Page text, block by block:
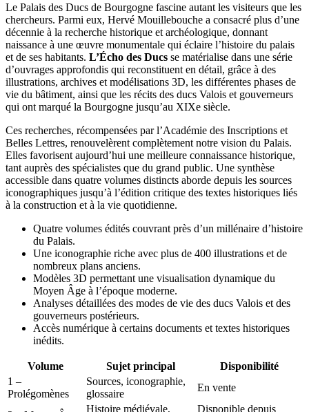
Le Palais des Ducs de Bourgogne fascine autant les visiteurs que les
chercheurs. Parmi eux, Hervé Mouillebouche a consacré plus d’une
décennie à la recherche historique et archéologique, donnant
naissance à une œuvre monumentale qui éclaire l’histoire du palais
et de ses habitants. L’Écho des Ducs se matérialise dans une série
d’ouvrages approfondis qui reconstituent en détail, grâce à des
illustrations, archives et modélisations 3D, les différentes phases de
vie du bâtiment, ainsi que les récits des ducs Valois et gouverneurs
qui ont marqué la Bourgogne jusqu’au XIXe siècle.
Ces recherches, récompensées par l’Académie des Inscriptions et
Belles Lettres, renouvelèrent complètement notre vision du Palais.
Elles favorisent aujourd’hui une meilleure connaissance historique,
tant auprès des spécialistes que du grand public. Une synthèse
accessible dans quatre volumes distincts aborde depuis les sources
iconographiques jusqu’à l’édition critique des textes historiques liés
à la construction et à la vie quotidienne.
Quatre volumes édités couvrant près d’un millénaire d’histoire
du Palais.
Une iconographie riche avec plus de 400 illustrations et de
nombreux plans anciens.
Modèles 3D permettant une visualisation dynamique du
Moyen Âge à l’époque moderne.
Analyses détaillées des modes de vie des ducs Valois et des
gouverneurs postérieurs.
Accès numérique à certains documents et textes historiques
inédits.
Volume Sujet principal
Disponibilité
1 –
Prolégomènes
Sources, iconographie,
glossaire
En vente
Histoire médiévale,
Disponible depuis